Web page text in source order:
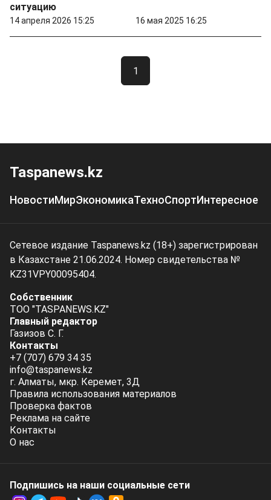
ситуацию
14 апреля 2026 15:25 16 мая 2025 16:25
1
Taspanews.kz
НовостиМирЭкономикаТехноСпортИнтересное
Сетевое издание Taspanews.kz (18+) зарегистрирован
в Казахстане 21.06.2024. Номер свидетельства №
KZ31VPY00095404.
Собственник
ТОО "TASPANEWS.KZ"
Главный редактор
Газизов С. Г.
Контакты
+7 (707) 679 34 35
info@taspanews.kz
г. Алматы, мкр. Керемет, 3Д
Правила использования материалов
Проверка фактов
Реклама на сайте
Контакты
О нас
Подпишись на наши социальные cети